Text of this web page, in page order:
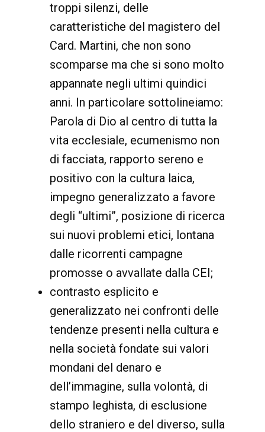
troppi silenzi, delle
caratteristiche del magistero del
Card. Martini, che non sono
scomparse ma che si sono molto
appannate negli ultimi quindici
anni. In particolare sottolineiamo:
Parola di Dio al centro di tutta la
vita ecclesiale, ecumenismo non
di facciata, rapporto sereno e
positivo con la cultura laica,
impegno generalizzato a favore
degli “ultimi”, posizione di ricerca
sui nuovi problemi etici, lontana
dalle ricorrenti campagne
promosse o avvallate dalla CEI;
contrasto esplicito e
generalizzato nei confronti delle
tendenze presenti nella cultura e
nella società fondate sui valori
mondani del denaro e
dell’immagine, sulla volontà, di
stampo leghista, di esclusione
dello straniero e del diverso, sulla